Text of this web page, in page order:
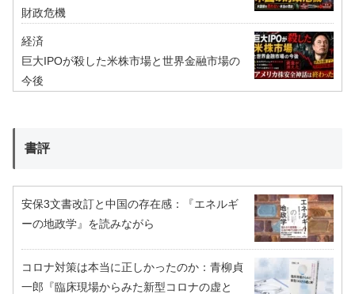
財政危機
経済
巨大IPOが殺した米株市場と世界金融市場の
今後
書評
安保3文書改訂と中国の存在感：『エネルギ
ーの地政学』を読みながら
コロナ対策は本当に正しかったのか：青柳貞
一郎『臨床現場からみた新型コロナの虚と